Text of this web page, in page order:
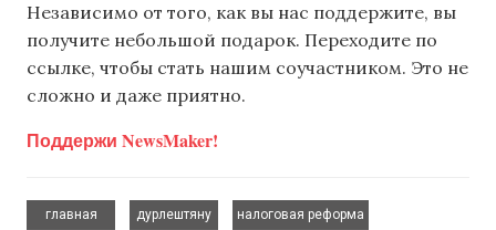
Независимо от того, как вы нас поддержите, вы
получите небольшой подарок. Переходите по
ссылке, чтобы стать нашим соучастником. Это не
сложно и даже приятно.
Поддержи NewsMaker!
главная
дурлештяну
налоговая реформа